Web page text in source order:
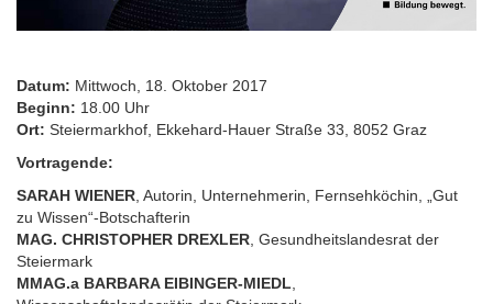
Datum: Mittwoch, 18. Oktober 2017
Beginn: 18.00 Uhr
Ort: Steiermarkhof, Ekkehard-Hauer Straße 33, 8052 Graz
Vortragende:
SARAH WIENER, Autorin, Unternehmerin, Fernsehköchin, „Gut
zu Wissen“-Botschafterin
MAG. CHRISTOPHER DREXLER, Gesundheitslandesrat der
Steiermark
MMAG.a BARBARA EIBINGER-MIEDL,